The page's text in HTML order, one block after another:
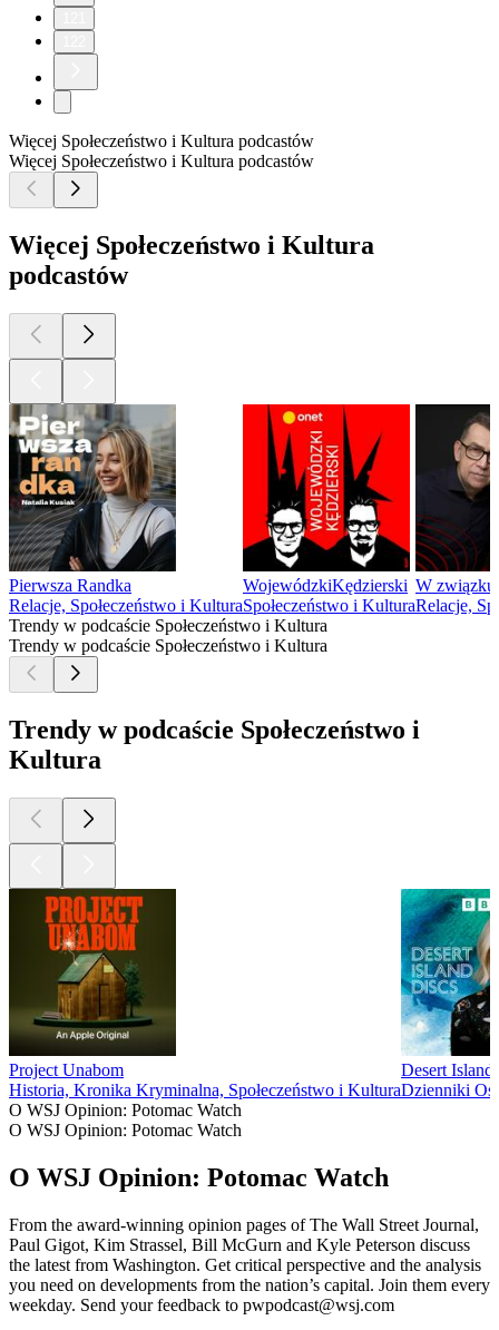
Więcej Społeczeństwo i Kultura podcastów
Więcej Społeczeństwo i Kultura podcastów
Więcej Społeczeństwo i Kultura
podcastów
Pierwsza Randka
Relacje, Społeczeństwo i Kultura
WojewódzkiKędzierski
Społeczeństwo i Kultura
W związku
Relacje,
Trendy w podcaście Społeczeństwo i Kultura
Trendy w podcaście Społeczeństwo i Kultura
Trendy w podcaście Społeczeństwo i
Kultura
Project Unabom
Historia, Kronika Kryminalna, Społeczeństwo i Kultura
Desert Island
Dzienniki
O WSJ Opinion: Potomac Watch
O WSJ Opinion: Potomac Watch
O WSJ Opinion: Potomac Watch
From the award-winning opinion pages of The Wall Street Journal,
Paul Gigot, Kim Strassel, Bill McGurn and Kyle Peterson discuss
the latest from Washington. Get critical perspective and the analysis
you need on developments from the nation’s capital. Join them every
weekday. Send your feedback to pwpodcast@wsj.com